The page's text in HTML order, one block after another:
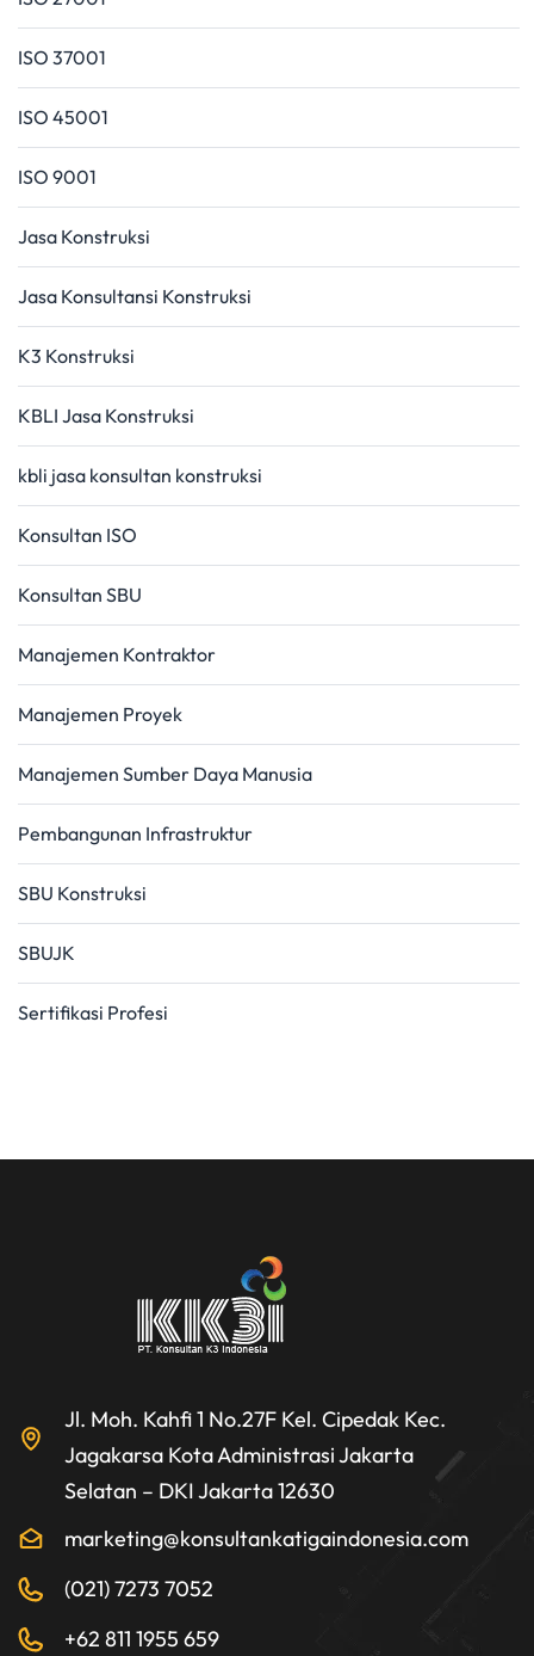
ISO 37001
ISO 45001
ISO 9001
Jasa Konstruksi
Jasa Konsultansi Konstruksi
K3 Konstruksi
KBLI Jasa Konstruksi
kbli jasa konsultan konstruksi
Konsultan ISO
Konsultan SBU
Manajemen Kontraktor
Manajemen Proyek
Manajemen Sumber Daya Manusia
Pembangunan Infrastruktur
SBU Konstruksi
SBUJK
Sertifikasi Profesi
Jl. Moh. Kahfi 1 No.27F Kel. Cipedak Kec.
Jagakarsa Kota Administrasi Jakarta
Selatan – DKI Jakarta 12630
marketing@konsultankatigaindonesia.com
(021) 7273 7052
+62 811 1955 659